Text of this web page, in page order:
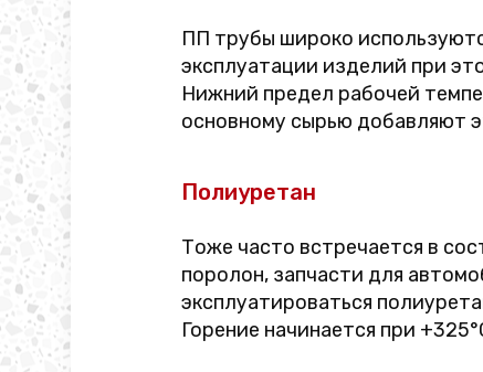
ПП трубы широко
эксплуатации изделий при
Нижний предел рабочей
основному сырью добавляют
Полиуретан
Тоже часто встречается в
поролон, запчасти для
эксплуатироваться
Горение начинается при